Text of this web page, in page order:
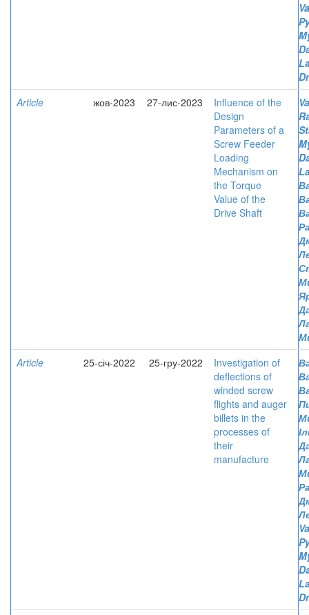
Article
жов-2023 27-лис-2023
Influence of the
Design
Parameters of a
Screw Feeder
Loading
Mechanism on
the Torque
Value of the
Drive Shaft
Article
25-січ-2022 25-гру-2022
Investigation of
deflections of
winded screw
flights and auger
billets in the
processes of
their
manufacture